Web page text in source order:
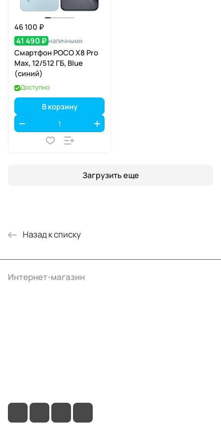
46 100 ₽
41 490 ₽ наличными
Смартфон POCO X8 Pro
Max, 12/512 ГБ, Blue
(синий)
Доступно
В корзину
Загрузить еще
Назад к списку
Интернет-магазин